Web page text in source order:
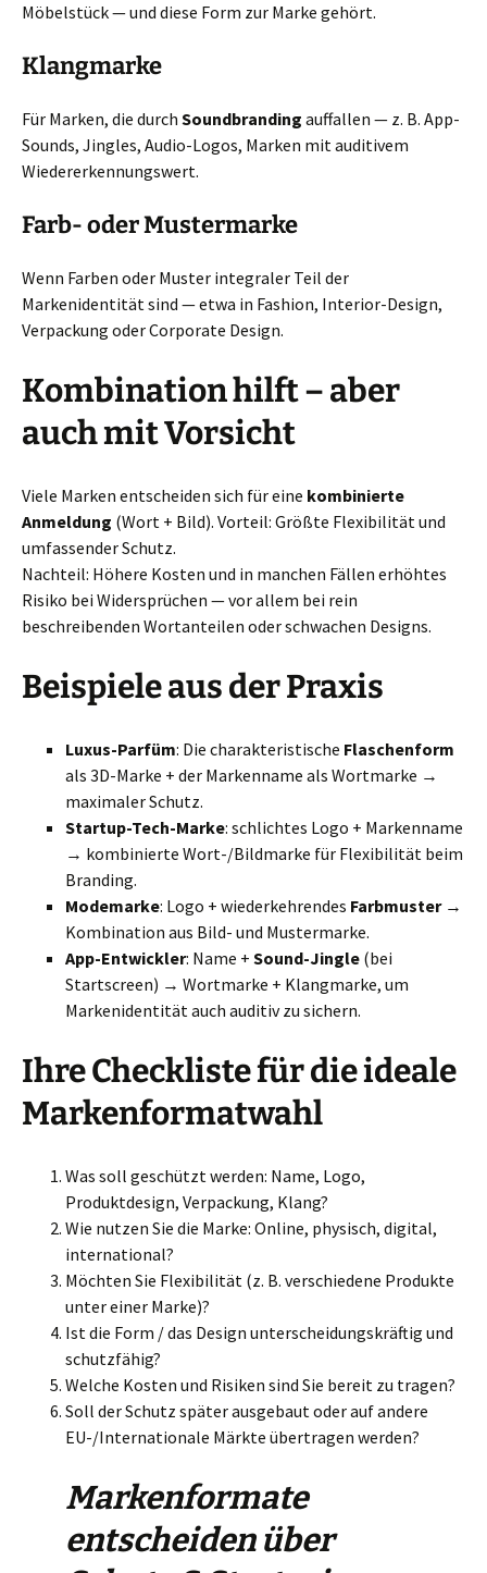
Möbelstück — und diese Form zur Marke gehört.
Klangmarke
Für Marken, die durch Soundbranding auffallen — z. B. App-
Sounds, Jingles, Audio-Logos, Marken mit auditivem
Wiedererkennungswert.
Farb- oder Mustermarke
Wenn Farben oder Muster integraler Teil der
Markenidentität sind — etwa in Fashion, Interior-Design,
Verpackung oder Corporate Design.
Kombination hilft – aber
auch mit Vorsicht
Viele Marken entscheiden sich für eine kombinierte
Anmeldung (Wort + Bild). Vorteil: Größte Flexibilität und
umfassender Schutz.
Nachteil: Höhere Kosten und in manchen Fällen erhöhtes
Risiko bei Widersprüchen — vor allem bei rein
beschreibenden Wortanteilen oder schwachen Designs.
Beispiele aus der Praxis
Luxus-Parfüm: Die charakteristische Flaschenform
als 3D-Marke + der Markenname als Wortmarke →
maximaler Schutz.
Startup-Tech-Marke: schlichtes Logo + Markenname
→ kombinierte Wort-/Bildmarke für Flexibilität beim
Branding.
Modemarke: Logo + wiederkehrendes Farbmuster→
Kombination aus Bild- und Mustermarke.
App-Entwickler: Name + Sound-Jingle (bei
Startscreen) → Wortmarke + Klangmarke, um
Markenidentität auch auditiv zu sichern.
Ihre Checkliste für die ideale
Markenformatwahl
Was soll geschützt werden: Name, Logo,
Produktdesign, Verpackung, Klang?
Wie nutzen Sie die Marke: Online, physisch, digital,
international?
Möchten Sie Flexibilität (z. B. verschiedene Produkte
unter einer Marke)?
Ist die Form / das Design unterscheidungskräftig und
schutzfähig?
Welche Kosten und Risiken sind Sie bereit zu tragen?
Soll der Schutz später ausgebaut oder auf andere
EU-/Internationale Märkte übertragen werden?
Markenformate
entscheiden über